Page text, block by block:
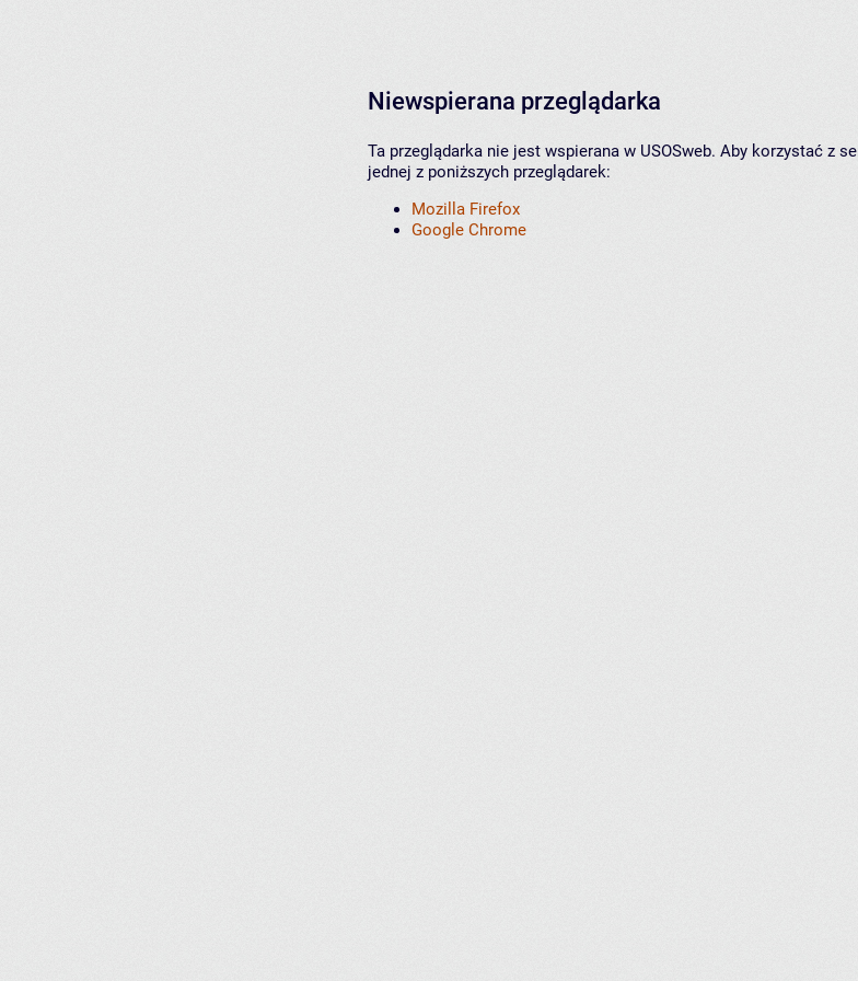
Niewspierana przeglądarka
Ta przeglądarka nie jest wspierana w USOSweb. Aby korzystać z
jednej z poniższych przeglądarek:
Mozilla Firefox
Google Chrome